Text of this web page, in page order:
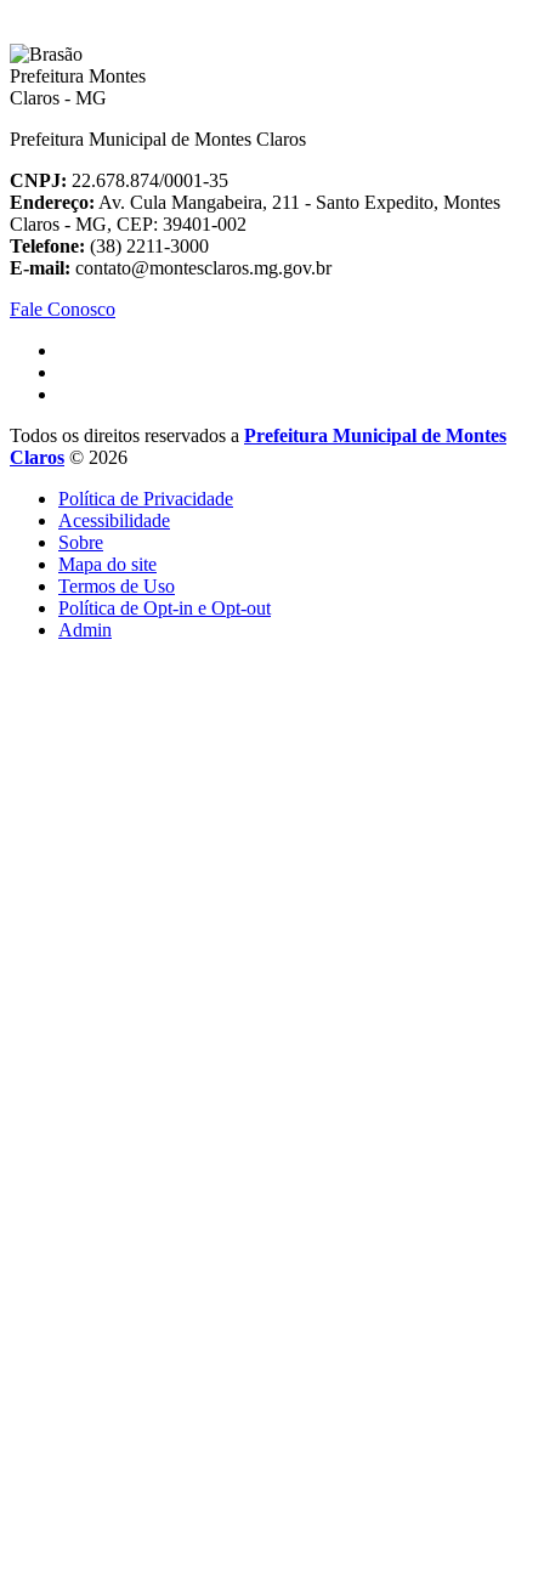
Prefeitura Municipal de Montes Claros
CNPJ: 22.678.874/0001-35
Endereço: Av. Cula Mangabeira, 211 - Santo Expedito, Montes
Claros - MG, CEP: 39401-002
Telefone: (38) 2211-3000
E-mail: contato@montesclaros.mg.gov.br
Fale Conosco
Todos os direitos reservados a Prefeitura Municipal de Montes
Claros © 2026
Política de Privacidade
Acessibilidade
Sobre
Mapa do site
Termos de Uso
Política de Opt-in e Opt-out
Admin